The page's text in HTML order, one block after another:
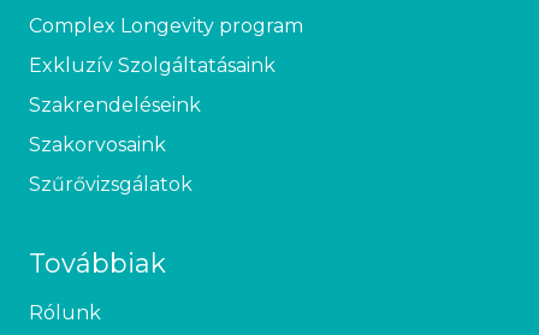
Complex Longevity program
Exkluzív Szolgáltatásaink
Szakrendeléseink
Szakorvosaink
Szűrővizsgálatok
Továbbiak
Rólunk